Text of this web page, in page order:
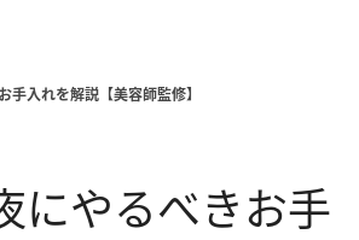
入れを解説【美容師監修】
やるべきお手